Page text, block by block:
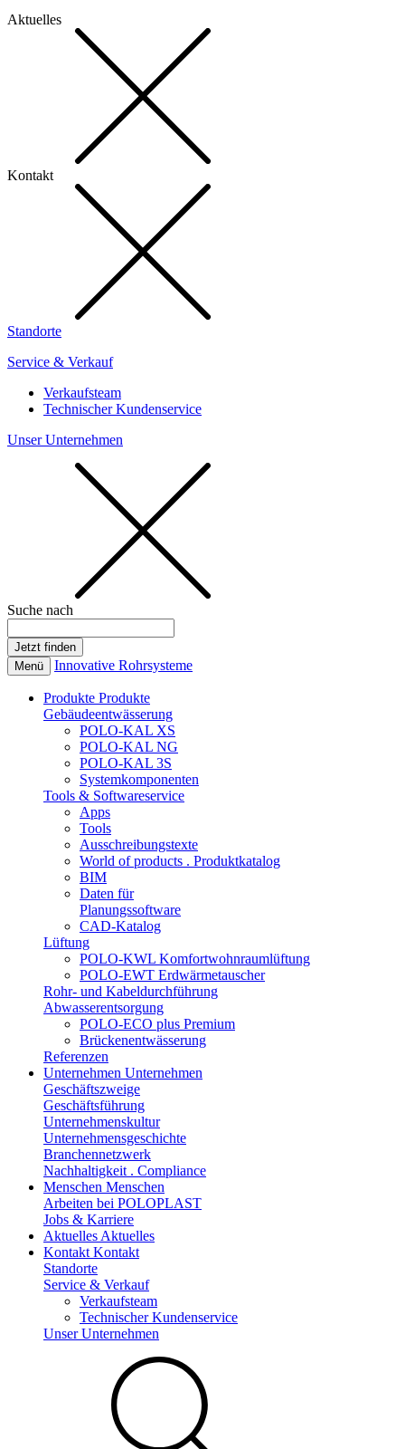
Aktuelles
Kontakt
Standorte
Service & Verkauf
Verkaufsteam
Technischer Kundenservice
Unser Unternehmen
Suche nach
Menü Innovative Rohrsysteme
Produkte Produkte
Gebäudeentwässerung
POLO-KAL XS
POLO-KAL NG
POLO-KAL 3S
Systemkomponenten
Tools & Softwareservice
Apps
Tools
Ausschreibungstexte
World of products . Produktkatalog
BIM
Daten für
Planungssoftware
CAD-Katalog
Lüftung
POLO-KWL Komfortwohnraumlüftung
POLO-EWT Erdwärmetauscher
Rohr- und Kabeldurchführung
Abwasserentsorgung
POLO-ECO plus Premium
Brückenentwässerung
Referenzen
Unternehmen Unternehmen
Geschäftszweige
Geschäftsführung
Unternehmenskultur
Unternehmensgeschichte
Branchennetzwerk
Nachhaltigkeit . Compliance
Menschen Menschen
Arbeiten bei POLOPLAST
Jobs & Karriere
Aktuelles Aktuelles
Kontakt Kontakt
Standorte
Service & Verkauf
Verkaufsteam
Technischer Kundenservice
Unser Unternehmen